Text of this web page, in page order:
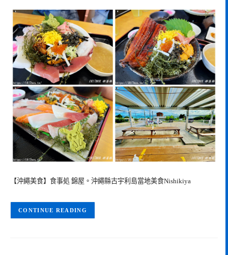
【沖繩美食】食事処 錦屋。沖繩縣古宇利島當地美食Nishikiya
CONTINUE READING